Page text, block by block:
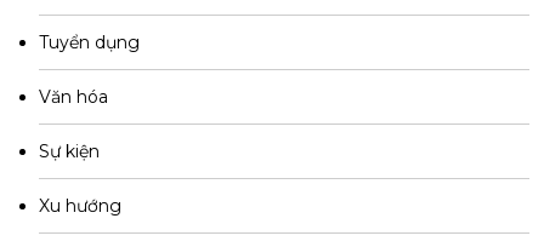
Tuyển dụng
Văn hóa
Sự kiện
Xu hướng